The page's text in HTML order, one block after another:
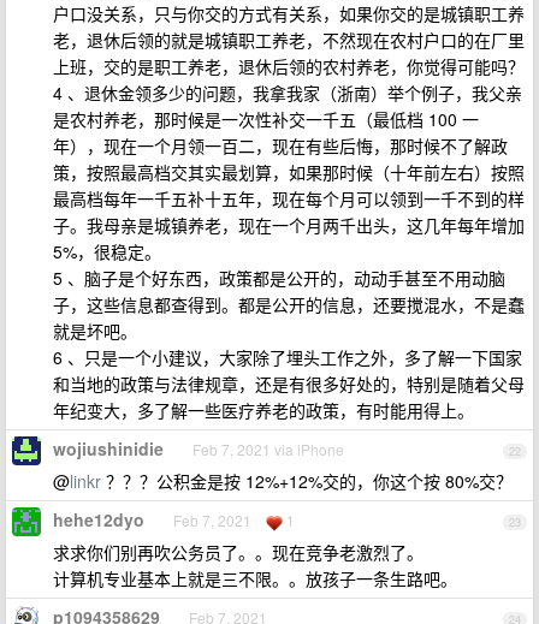
户口没关系，只与你交的方式有关系，如果你交的是城镇职工养
老，退休后领的就是城镇职工养老，不然现在农村户口的在厂里
上班，交的是职工养老，退休后领的农村养老，你觉得可能吗？
4 、退休金领多少的问题，我拿我家（浙南）举个例子，我父亲
是农村养老，那时候是一次性补交一千五（最低档 100 一
年），现在一个月领一百二，现在有些后悔，那时候不了解政
策，按照最高档交其实最划算，如果那时候（十年前左右）按照
最高档每年一千五补十五年，现在每个月可以领到一千不到的样
子。我母亲是城镇养老，现在一个月两千出头，这几年每年增加
5%，很稳定。
5 、脑子是个好东西，政策都是公开的，动动手甚至不用动脑
子，这些信息都查得到。都是公开的信息，还要搅混水，不是蠢
就是坏吧。
6 、只是一个小建议，大家除了埋头工作之外，多了解一下国家
和当地的政策与法律规章，还是有很多好处的，特别是随着父母
年纪变大，多了解一些医疗养老的政策，有时能用得上。
22
wojiushinidie Feb 7, 2021 via iPhone
@linkr ？？？公积金是按 12%+12%交的，你这个按 80%交？
23
hehe12dyo Feb 7, 2021 1
求求你们别再吹公务员了。。现在竞争老激烈了。
计算机专业基本上就是三不限。。放孩子一条生路吧。
24
p1094358629 Feb 7, 2021